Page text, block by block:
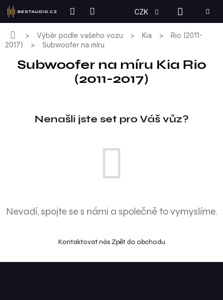
Přejít
obsah
CZK
KOŠÍK
DomůVýběr podle vašeho vozu Kia
Rio (2011-
2017)
Subwoofer na míru
Subwoofer na míru Kia Rio
(2011-2017)
Nenašli jste set pro Váš vůz?
Nevadí, spojte se s námi a společně to vymyslíme.
Kontaktovat nás Zpět do obchodu
Z